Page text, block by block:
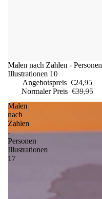
Sale
Malen nach Zahlen - Personen
Illustrationen 10
Angebotspreis €24,95
Normaler Preis €39,95
Malen
nach
Zahlen
-
Personen
Illustrationen
17